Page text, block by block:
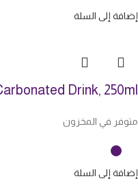
إضافة إلى السلة
Drink, 250ml
متوفر في المخزون
إضافة إلى السلة